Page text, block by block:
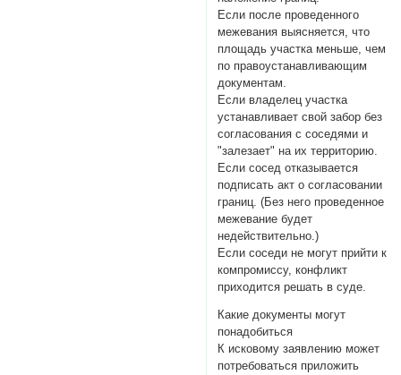
Если после проведенного
межевания выясняется, что
площадь участка меньше, чем
по правоустанавливающим
документам.
Если владелец участка
устанавливает свой забор без
согласования с соседями и
"залезает" на их территорию.
Если сосед отказывается
подписать акт о согласовании
границ. (Без него проведенное
межевание будет
недействительно.)
Если соседи не могут прийти к
компромиссу, конфликт
приходится решать в суде.
Какие документы могут
понадобиться
К исковому заявлению может
потребоваться приложить